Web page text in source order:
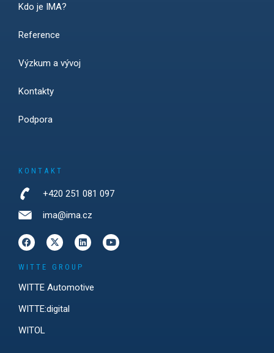
Kdo je IMA?
Reference
Výzkum a vývoj
Kontakty
Podpora
KONTAKT
+420 251 081 097
ima@ima.cz
WITTE GROUP
WITTE Automotive
WITTE:digital
WITOL